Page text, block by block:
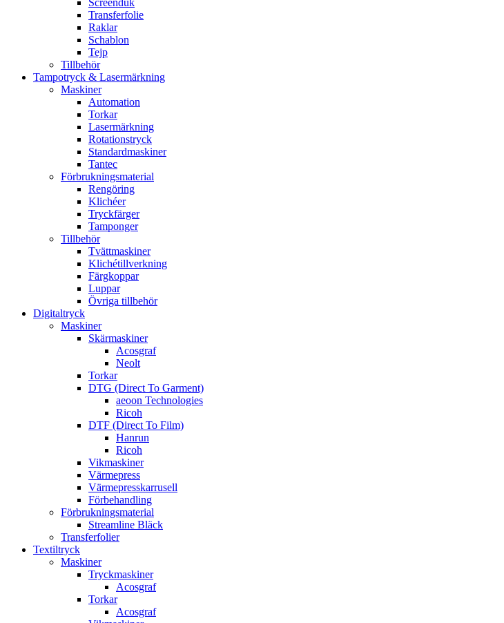
Screenduk
Transferfolie
Raklar
Schablon
Tejp
Tillbehör
Tampotryck & Lasermärkning
Maskiner
Automation
Torkar
Lasermärkning
Rotationstryck
Standardmaskiner
Tantec
Förbrukningsmaterial
Rengöring
Klichéer
Tryckfärger
Tamponger
Tillbehör
Tvättmaskiner
Klichétillverkning
Färgkoppar
Luppar
Övriga tillbehör
Digitaltryck
Maskiner
Skärmaskiner
Acosgraf
Neolt
Torkar
DTG (Direct To Garment)
aeoon Technologies
Ricoh
DTF (Direct To Film)
Hanrun
Ricoh
Vikmaskiner
Värmepress
Värmepresskarrusell
Förbehandling
Förbrukningsmaterial
Streamline Bläck
Transferfolier
Textiltryck
Maskiner
Tryckmaskiner
Acosgraf
Torkar
Acosgraf